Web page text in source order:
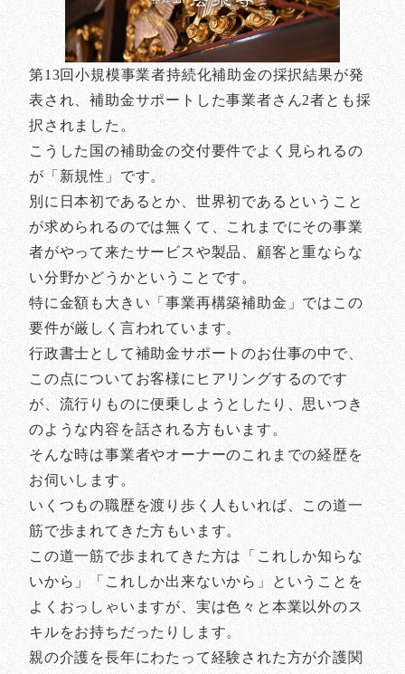
第13回小規模事業者持続化補助金の採択結果が発
表され、補助金サポートした事業者さん2者とも採
択されました。
こうした国の補助金の交付要件でよく見られるの
が「新規性」です。
別に日本初であるとか、世界初であるということ
が求められるのでは無くて、これまでにその事業
者がやって来たサービスや製品、顧客と重ならな
い分野かどうかということです。
特に金額も大きい「事業再構築補助金」ではこの
要件が厳しく言われています。
行政書士として補助金サポートのお仕事の中で、
この点についてお客様にヒアリングするのです
が、流行りものに便乗しようとしたり、思いつき
のような内容を話される方もいます。
そんな時は事業者やオーナーのこれまでの経歴を
お伺いします。
いくつもの職歴を渡り歩く人もいれば、この道一
筋で歩まれてきた方もいます。
この道一筋で歩まれてきた方は「これしか知らな
いから」「これしか出来ないから」ということを
よくおっしゃいますが、実は色々と本業以外のス
キルをお持ちだったりします。
親の介護を長年にわたって経験された方が介護関